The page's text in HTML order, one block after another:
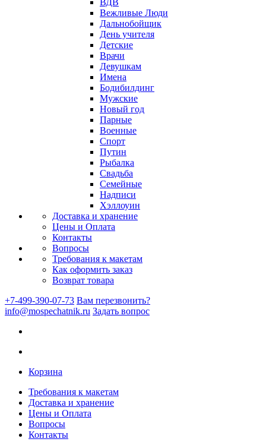
Вежливые Люди
Дальнобойщик
День учителя
Детские
Врачи
Девушкам
Имена
Бодибилдинг
Мужские
Новый год
Парные
Военные
Спорт
Путин
Рыбалка
Свадьба
Семейные
Надписи
Хэллоуин
Доставка и хранение
Цены и Оплата
Контакты
Вопросы
Требования к макетам
Как оформить заказ
Возврат товара
+7-499-390-07-73 Вам перезвонить?
info@mospechatnik.ru Задать вопрос
Корзина
Требования к макетам
Доставка и хранение
Цены и Оплата
Вопросы
Контакты